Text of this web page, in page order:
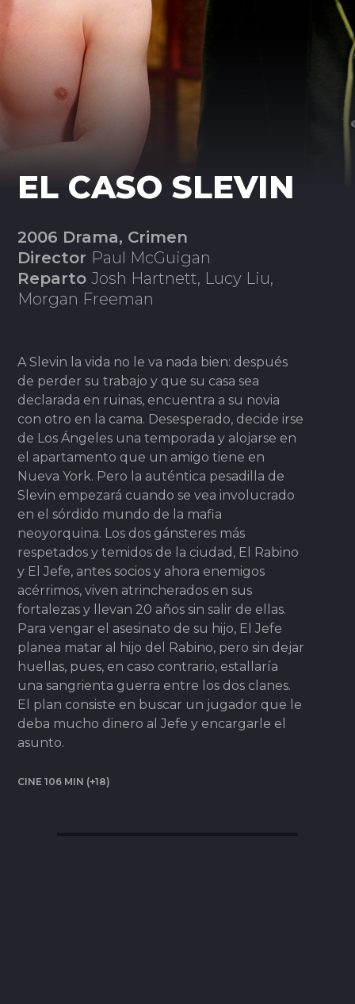
EL CASO SLEVIN
2006 Drama, Crimen
Director Paul McGuigan
RepartoJosh Hartnett, Lucy Liu,
Morgan Freeman
A Slevin la vida no le va nada bien: después
de perder su trabajo y que su casa sea
declarada en ruinas, encuentra a su novia
con otro en la cama. Desesperado, decide irse
de Los Ángeles una temporada y alojarse en
el apartamento que un amigo tiene en
Nueva York. Pero la auténtica pesadilla de
Slevin empezará cuando se vea involucrado
en el sórdido mundo de la mafia
neoyorquina. Los dos gánsteres más
respetados y temidos de la ciudad, El Rabino
y El Jefe, antes socios y ahora enemigos
acérrimos, viven atrincherados en sus
fortalezas y llevan 20 años sin salir de ellas.
Para vengar el asesinato de su hijo, El Jefe
planea matar al hijo del Rabino, pero sin dejar
huellas, pues, en caso contrario, estallaría
una sangrienta guerra entre los dos clanes.
El plan consiste en buscar un jugador que le
deba mucho dinero al Jefe y encargarle el
asunto.
CINE 106 MIN (+18)